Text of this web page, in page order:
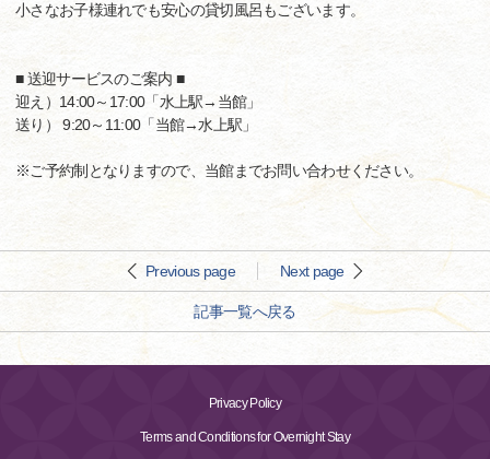
小さなお子様連れでも安心の貸切風呂もございます。
■ 送迎サービスのご案内 ■
迎え）14:00～17:00「水上駅→当館」
送り） 9:20～11:00「当館→水上駅」
※ご予約制となりますので、当館までお問い合わせください。
Previous page Next page
記事一覧へ戻る
Privacy Policy
Terms and Conditions for Overnight Stay